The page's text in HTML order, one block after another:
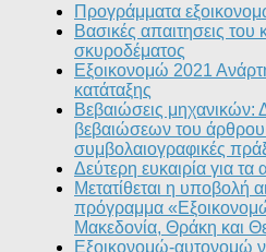
Προγράμματα
Βασικές απαιτησεις του
σκυροδέματος
Εξοικονομώ 2021
κατάταξης
Βεβαιώσεις μηχανικών:
βεβαιώσεων του
συμβολαιογραφικές
Δεύτερη ευκαιρία για
Μετατίθεται η υποβολή
πρόγραμμα
Μακεδονία, Θράκη και
Εξοικονομώ-αυτονομώ